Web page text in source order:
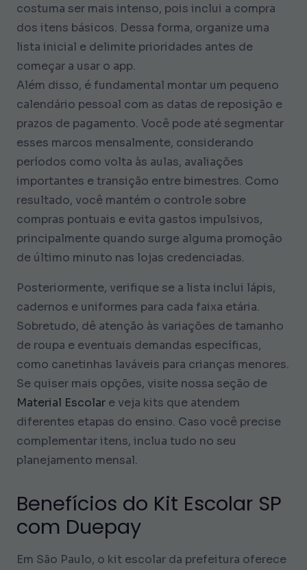
costuma ser mais intenso, pois inclui a compra
dos itens básicos. Dessa forma, organize uma
lista inicial e delimite prioridades antes de
começar a usar o app.
Além disso, é fundamental montar um pequeno
calendário pessoal com as datas de reposição e
prazos de pagamento. Você pode até segmentar
esses marcos mensalmente, considerando
períodos como volta às aulas, avaliações
importantes e transição entre bimestres. Como
resultado, você mantém o controle sobre
compras pontuais e evita gastos impulsivos,
principalmente quando surge alguma promoção
de último minuto nas lojas credenciadas.
Posteriormente, verifique se a lista inclui lápis,
cadernos e uniformes para cada faixa etária.
Sobretudo, dê atenção às variações de tamanho
de roupa e eventuais demandas específicas,
como canetinhas laváveis para crianças menores.
Se quiser mais opções, visite nossa seção de
Material Escolar e veja kits que atendem
diferentes etapas do ensino. Caso você precise
complementar itens, inclua tudo no seu
planejamento mensal.
Benefícios do Kit Escolar SP
com Duepay
Em São Paulo, o kit escolar da prefeitura oferece